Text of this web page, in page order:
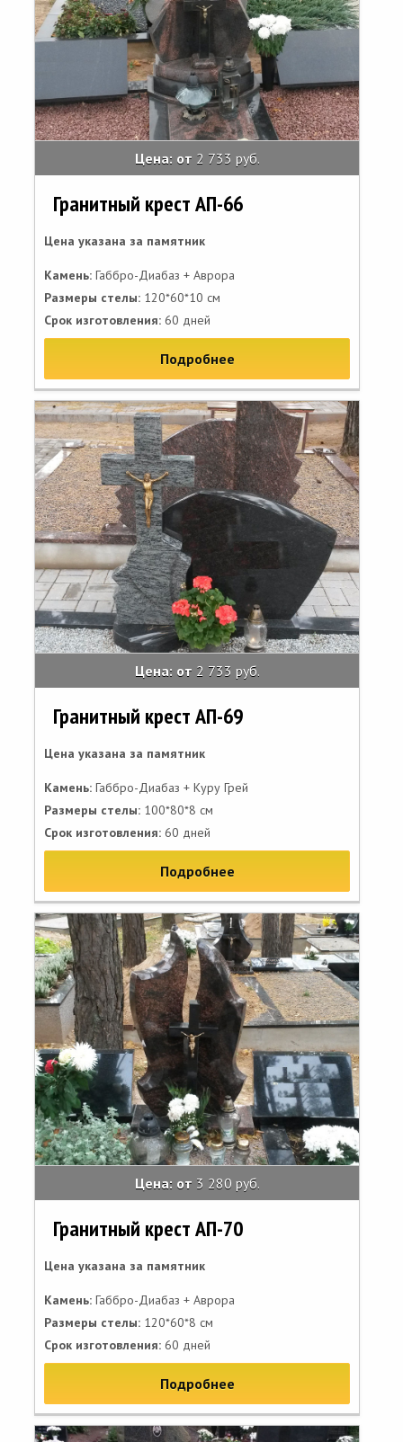
Цена: от 2 733 руб.
Гранитный крест АП-66
Цена указана за памятник
Камень: Габбро-Диабаз + Аврора
Размеры стелы: 120*60*10 см
Срок изготовления: 60 дней
Подробнее
Цена: от 2 733 руб.
Гранитный крест АП-69
Цена указана за памятник
Камень: Габбро-Диабаз + Куру Грей
Размеры стелы: 100*80*8 см
Срок изготовления: 60 дней
Подробнее
Цена: от 3 280 руб.
Гранитный крест АП-70
Цена указана за памятник
Камень: Габбро-Диабаз + Аврора
Размеры стелы: 120*60*8 см
Срок изготовления: 60 дней
Подробнее